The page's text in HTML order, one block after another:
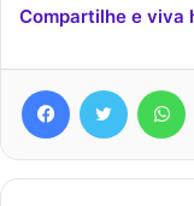
Compartilhe e viva
FacebookTwitter